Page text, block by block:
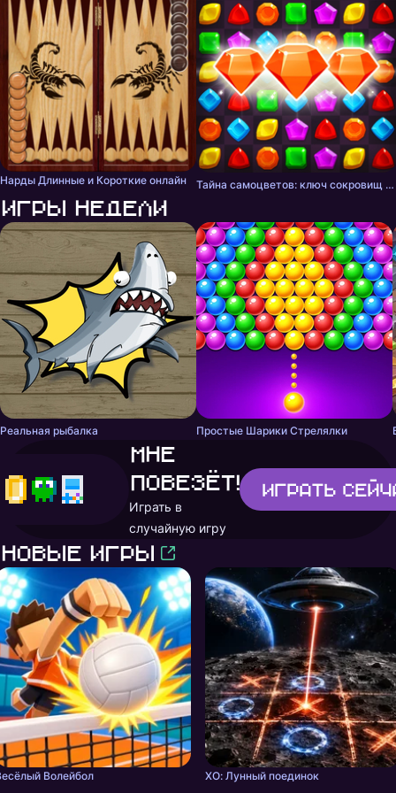
Нарды Длинные и Короткие онлайн Тайна самоцветов: ключ сокровищ - три в ряд
Игры недели
Реальная рыбалка Простые Шарики Стрелялки
Мне
повезёт!
Играть в
случайную игру
Играть
Новые игры
Волейбол ХО: Лунный поединок